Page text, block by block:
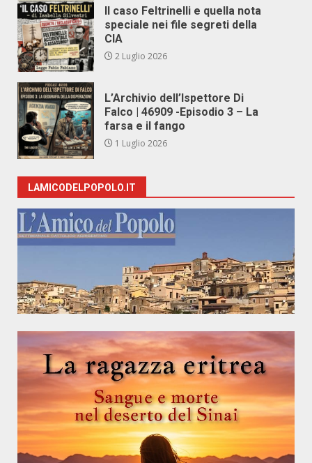
Il caso Feltrinelli e quella nota
speciale nei file segreti della
CIA
2 Luglio 2026
L’Archivio dell’Ispettore Di
Falco | 46909 -Episodio 3 – La
farsa e il fango
1 Luglio 2026
LAMICODELPOPOLO.IT